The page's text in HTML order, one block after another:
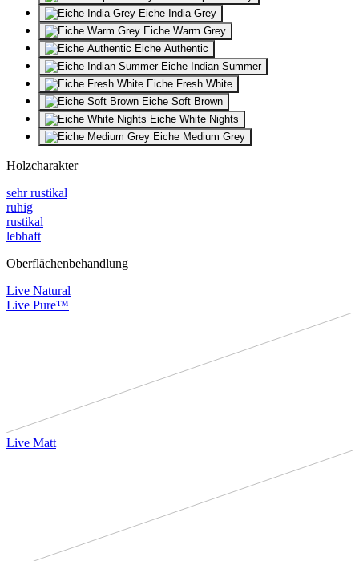
Eiche India Grey
Eiche Warm Grey
Eiche Authentic
Eiche Indian Summer
Eiche Fresh White
Eiche Soft Brown
Eiche White Nights
Eiche Medium Grey
Holzcharakter
sehr rustikal
ruhig
rustikal
lebhaft
Oberflächenbehandlung
Live Natural
Live Pure™
Live Matt